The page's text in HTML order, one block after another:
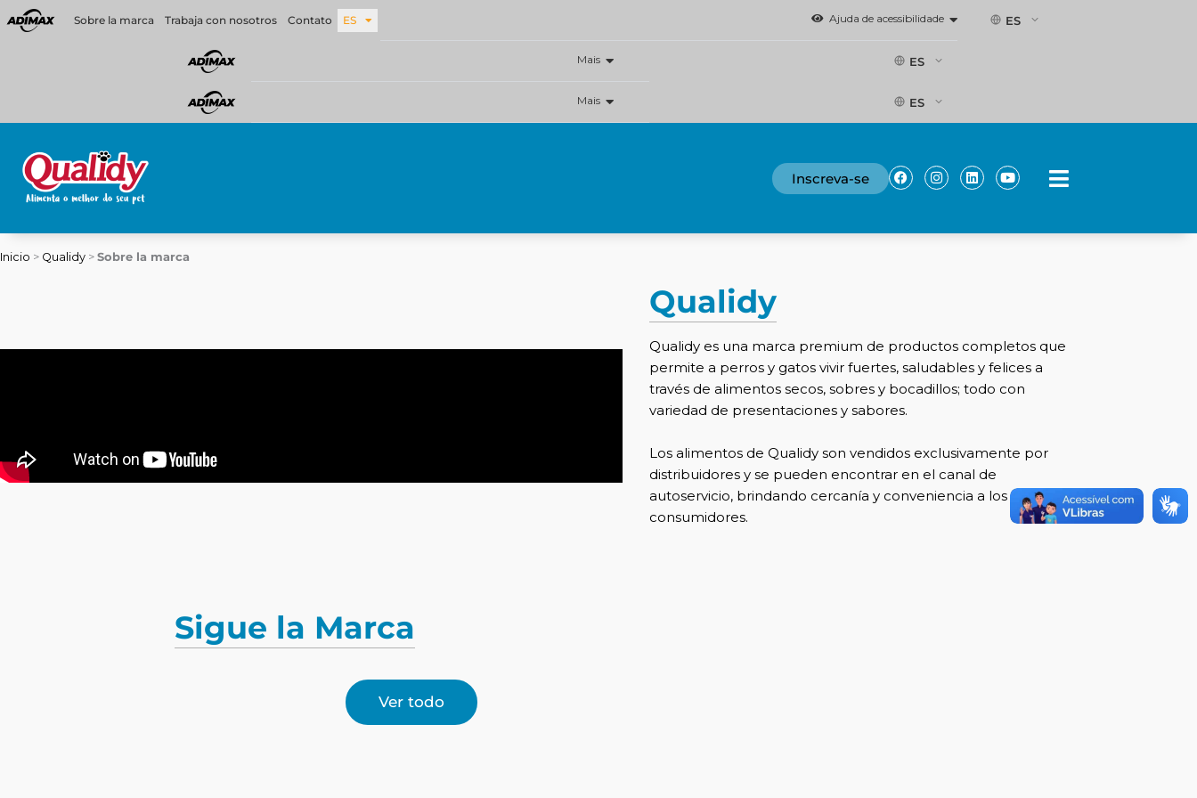
al
Sobre la marca Trabaja con nosotros Contato ES Ajuda de acessibilidade ES
Mais ES
Mais ES
Inscreva-se FacebookInstagram
LinkedinYoutube
Inicio > Qualidy > Sobre la marca
Qualidy
Qualidy es una marca premium de productos completos que
permite a perros y gatos vivir fuertes, saludables y felices a
través de alimentos secos, sobres y bocadillos; todo con
variedad de presentaciones y sabores.
Los alimentos de Qualidy son vendidos exclusivamente por
distribuidores y se pueden encontrar en el canal de
autoservicio, brindando cercanía y conveniencia a los
consumidores.
Sigue la Marca
Ver todo